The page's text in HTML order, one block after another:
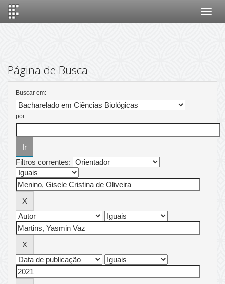
Página de Busca
Buscar em:
por
Filtros correntes: